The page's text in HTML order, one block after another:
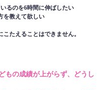
るのを6時間に伸ばしたい
を教えて欲しい
たえることはできません。
もの成績が上がらず、どうし